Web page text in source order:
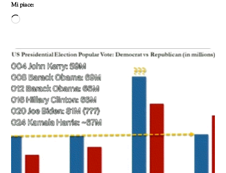
Mi piace:
Caricamento
corso…